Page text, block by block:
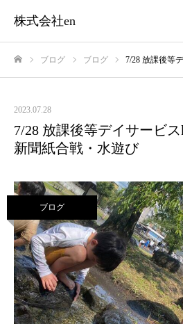
株式会社en
ブログ ブログ 7/28 放課後等デイサー
2023.07.28
7/28 放課後等デイサービ
新聞紙合戦・水遊び
ブログ